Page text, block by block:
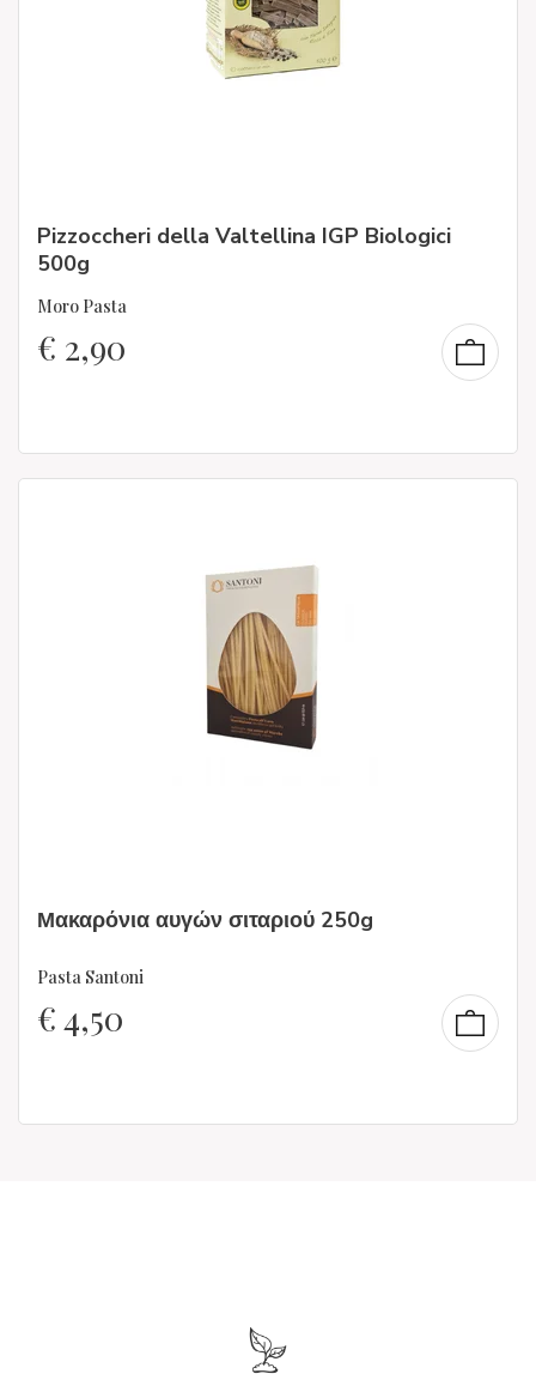
Pizzoccheri della Valtellina IGP Biologici
500g
Moro Pasta
€ 2,90
Μακαρόνια αυγών σιταριού 250g
Pasta Santoni
€4,50